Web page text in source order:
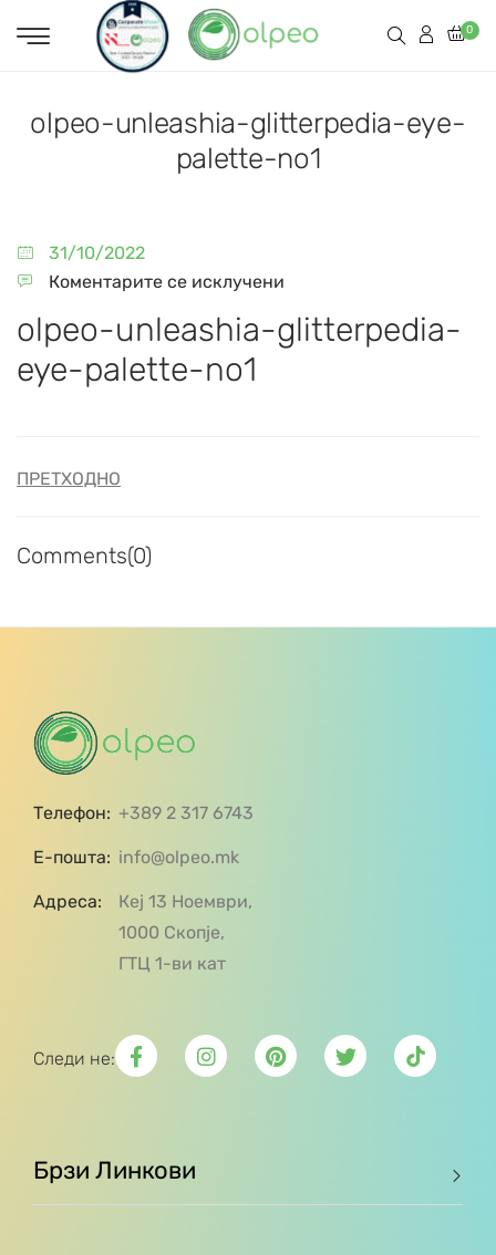
0
olpeo-unleashia-glitterpedia-eye-
palette-no1
31/10/2022
Коментарите се исклучени
olpeo-unleashia-glitterpedia-
eye-palette-no1
ПРЕТХОДНО
Comments(0)
Телефон: +389 2 317 6743
Е-пошта: info@olpeo.mk
Адреса:
Кеј 13 Ноември,
1000 Скопје,
ГТЦ 1-ви кат
Следи не:
Брзи Линкови